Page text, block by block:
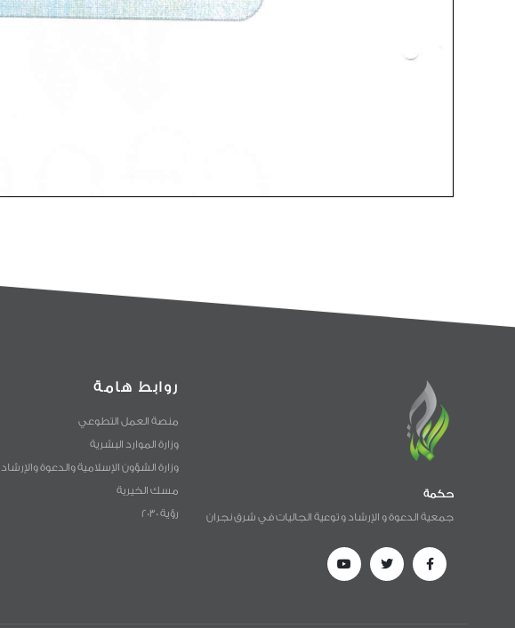
حكمة
جمعية الدعوة و الإرشاد و توعية الجاليات في شرق نجران
روابط هامة
منصة العمل التطوعي
وزارة الموارد البشرية
وزارة الشؤون الإسلامية والدعوة والإرشاد
مسك الخيرية
رؤية 2030